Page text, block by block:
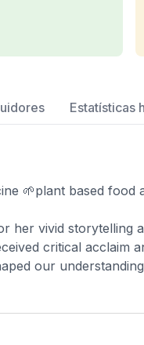
Estatísticas
🌱plant based food
her vivid storytelling
critical acclaim
our